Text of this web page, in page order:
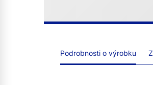
Podrobnosti o výrobku